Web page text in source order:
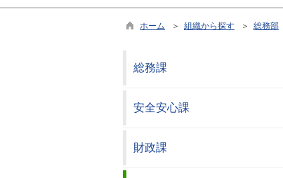
ホーム ＞ 組織から探す ＞ 総務部
総務課
安全安心課
財政課